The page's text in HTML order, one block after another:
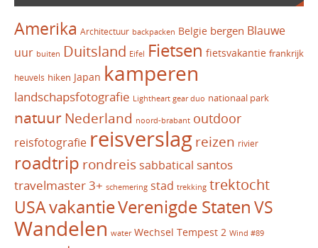
Amerika Architectuur backpacken Belgie bergen Blauwe
uur buiten Duitsland Eifel Fietsen fietsvakantie frankrijk
heuvels hiken Japan kamperen
landschapsfotografie Lightheart gear duo nationaal park
natuur Nederland noord-brabant outdoor
reisfotografie reisverslag reizen rivier
roadtrip rondreis sabbatical santos
travelmaster 3+ schemering stad trekking trektocht
USAvakantieVerenigde StatenVS
Wandelen water Wechsel Tempest 2 Wind #89